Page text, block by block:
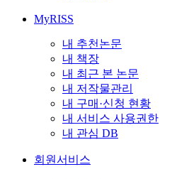
MyRISS
내 추천논문
내 책장
내 최근 본 논문
내 저작물관리
내 구매·신청 현황
내 서비스 사용권한
내 관심 DB
회원서비스